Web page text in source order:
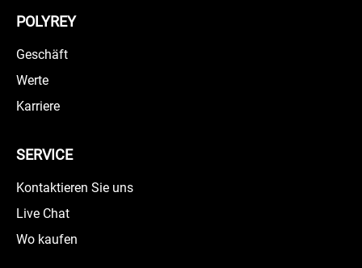
POLYREY
Geschäft
Werte
Karriere
SERVICE
Kontaktieren Sie uns
Live Chat
Wo kaufen